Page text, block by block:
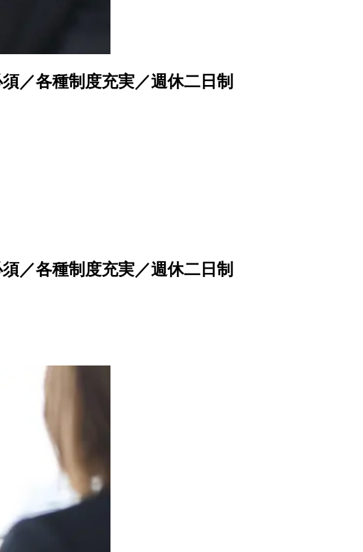
／各種制度充実／週休二日制
／各種制度充実／週休二日制